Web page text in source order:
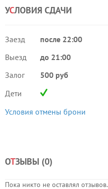
УСЛОВИЯ СДАЧИ
Заезд
после 22:00
Выезд
до 21:00
Залог
500 руб
Дети
Условия отмены брони
ОТЗЫВЫ (0)
Пока никто не оставлял отзывов.